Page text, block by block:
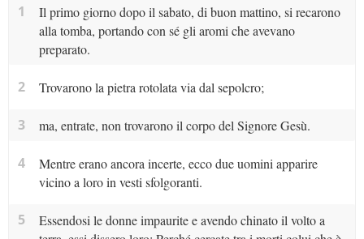
1
Il primo giorno dopo il sabato, di buon mattino, si recarono
alla tomba, portando con sé gli aromi che avevano
preparato.
2 Trovarono la pietra rotolata via dal sepolcro;
3 ma, entrate, non trovarono il corpo del Signore Gesù.
4
Mentre erano ancora incerte, ecco due uomini apparire
vicino a loro in vesti sfolgoranti.
5
Essendosi le donne impaurite e avendo chinato il volto a